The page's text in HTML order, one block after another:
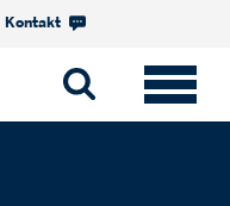
Kontakt